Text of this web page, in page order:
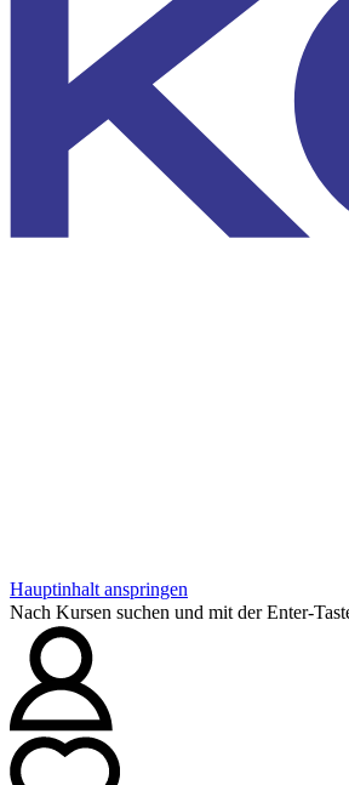
Hauptinhalt anspringen
Nach Kursen suchen und mit der Enter-